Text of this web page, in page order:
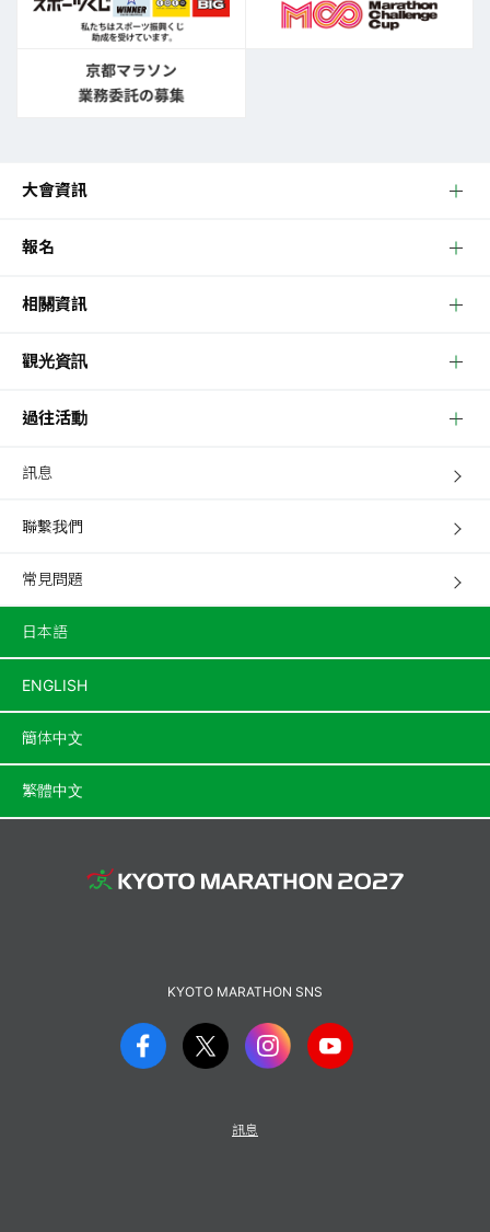
大會資訊
報名
相關資訊
觀光資訊
過往活動
訊息
聯繫我們
常見問題
日本語
ENGLISH
簡体中文
繁體中文
KYOTO MARATHON SNS
訊息